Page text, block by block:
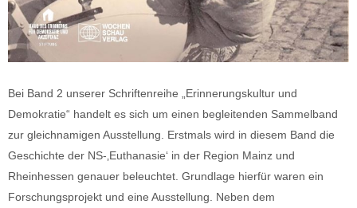
Bei Band 2 unserer Schriftenreihe „Erinnerungskultur und
Demokratie“ handelt es sich um einen begleitenden Sammelband
zur gleichnamigen Ausstellung. Erstmals wird in diesem Band die
Geschichte der NS-‚Euthanasie‘ in der Region Mainz und
Rheinhessen genauer beleuchtet. Grundlage hierfür waren ein
Forschungsprojekt und eine Ausstellung. Neben dem